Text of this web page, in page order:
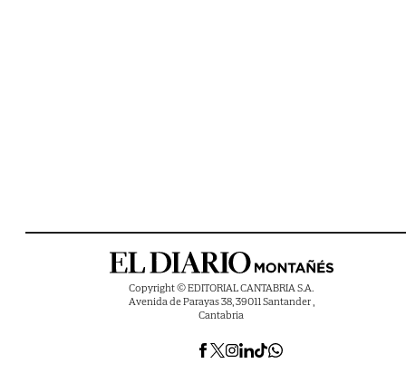
Copyright © EDITORIAL CANTABRIA S.A.
Avenida de Parayas 38, 39011 Santander ,
Cantabria